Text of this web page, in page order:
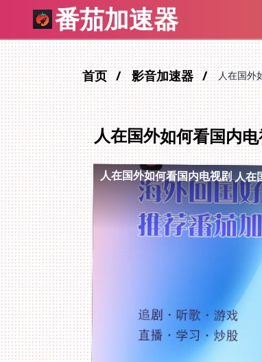
番茄加速器
首页 影音加速器 人在国外
人在国外如何看国内
人在国外如何看国内电视剧人在